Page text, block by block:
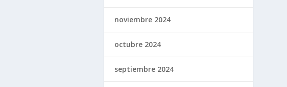
noviembre 2024
octubre 2024
septiembre 2024